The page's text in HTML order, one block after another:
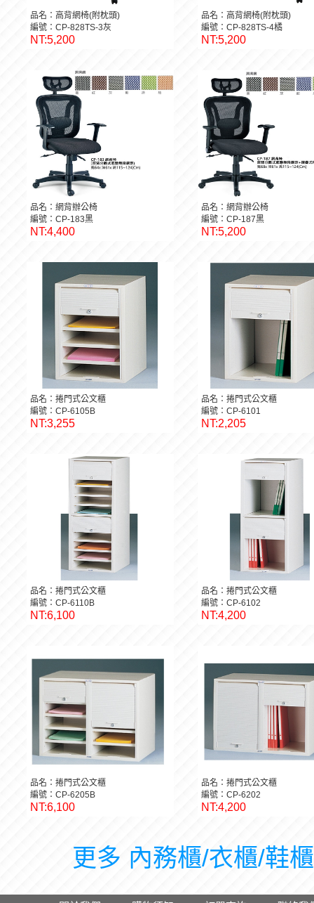
品名：高背網椅(附枕頭)
編號：CP-828TS-3灰
NT:5,200
品名：高背網椅(附枕頭)
編號：CP-828TS-4橘
NT:5,200
品名：網背辦公椅
編號：CP-183黑
NT:4,400
品名：網背辦公椅
編號：CP-187黑
NT:5,200
品名：捲門式公文櫃
編號：CP-6105B
NT:3,255
品名：捲門式公文櫃
編號：CP-6101
NT:2,205
品名：捲門式公文櫃
編號：CP-6110B
NT:6,100
品名：捲門式公文櫃
編號：CP-6102
NT:4,200
品名：捲門式公文櫃
編號：CP-6205B
NT:6,100
品名：捲門式公文櫃
編號：CP-6202
NT:4,200
更多 內務櫃/衣櫃/鞋